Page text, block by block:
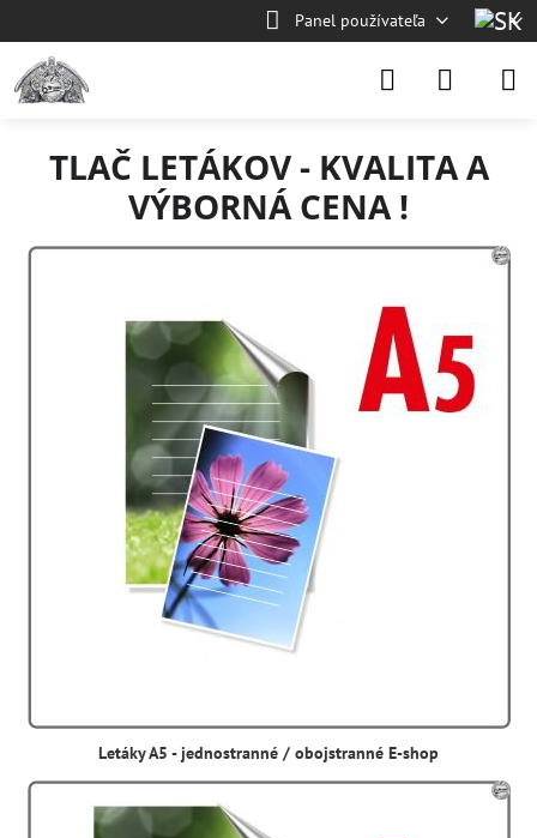
Panel používateľa
TLAČ LETÁKOV - KVALITA A
VÝBORNÁ CENA !
Letáky A5 - jednostranné / obojstranné E-shop